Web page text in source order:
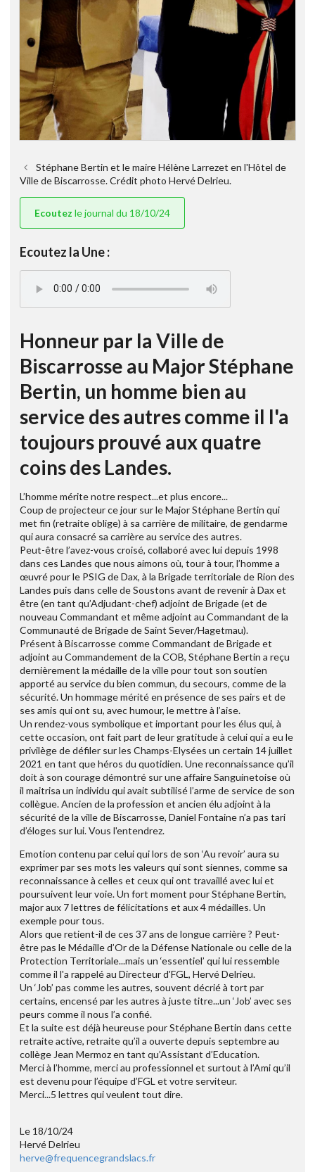
Stéphane Bertin et le maire Hélène Larrezet en l'Hôtel de
Ville de Biscarrosse. Crédit photo Hervé Delrieu.
Ecoutez le journal du 18/10/24
Ecoutez la Une :
Honneur par la Ville de
Biscarrosse au Major Stéphane
Bertin, un homme bien au
service des autres comme il l'a
toujours prouvé aux quatre
coins des Landes.
L’homme mérite notre respect...et plus encore...
Coup de projecteur ce jour sur le Major Stéphane Bertin qui
met fin (retraite oblige) à sa carrière de militaire, de gendarme
qui aura consacré sa carrière au service des autres.
Peut-être l’avez-vous croisé, collaboré avec lui depuis 1998
dans ces Landes que nous aimons où, tour à tour, l’homme a
œuvré pour le PSIG de Dax, à la Brigade territoriale de Rion des
Landes puis dans celle de Soustons avant de revenir à Dax et
être (en tant qu’Adjudant-chef) adjoint de Brigade (et de
nouveau Commandant et même adjoint au Commandant de la
Communauté de Brigade de Saint Sever/Hagetmau).
Présent à Biscarrosse comme Commandant de Brigade et
adjoint au Commandement de la COB, Stéphane Bertin a reçu
dernièrement la médaille de la ville pour tout son soutien
apporté au service du bien commun, du secours, comme de la
sécurité. Un hommage mérité en présence de ses pairs et de
ses amis qui ont su, avec humour, le mettre à l’aise.
Un rendez-vous symbolique et important pour les élus qui, à
cette occasion, ont fait part de leur gratitude à celui qui a eu le
privilège de défiler sur les Champs-Elysées un certain 14 juillet
2021 en tant que héros du quotidien. Une reconnaissance qu’il
doit à son courage démontré sur une affaire Sanguinetoise où
il maitrisa un individu qui avait subtilisé l’arme de service de son
collègue. Ancien de la profession et ancien élu adjoint à la
sécurité de la ville de Biscarrosse, Daniel Fontaine n’a pas tari
d’éloges sur lui. Vous l'entendrez.
Emotion contenu par celui qui lors de son ‘Au revoir’ aura su
exprimer par ses mots les valeurs qui sont siennes, comme sa
reconnaissance à celles et ceux qui ont travaillé avec lui et
poursuivent leur voie. Un fort moment pour Stéphane Bertin,
major aux 7 lettres de félicitations et aux 4 médailles. Un
exemple pour tous.
Alors que retient-il de ces 37 ans de longue carrière ? Peut-
être pas le Médaille d’Or de la Défense Nationale ou celle de la
Protection Territoriale...mais un ‘essentiel’ qui lui ressemble
comme il l'a rappelé au Directeur d'FGL, Hervé Delrieu.
Un ‘Job’ pas comme les autres, souvent décrié à tort par
certains, encensé par les autres à juste titre...un ‘Job’ avec ses
peurs comme il nous l’a confié.
Et la suite est déjà heureuse pour Stéphane Bertin dans cette
retraite active, retraite qu’il a ouverte depuis septembre au
collège Jean Mermoz en tant qu’Assistant d’Education.
Merci à l’homme, merci au professionnel et surtout à l’Ami qu’il
est devenu pour l’équipe d’FGL et votre serviteur.
Merci...5 lettres qui veulent tout dire.
Le 18/10/24
Hervé Delrieu
herve@frequencegrandslacs.fr